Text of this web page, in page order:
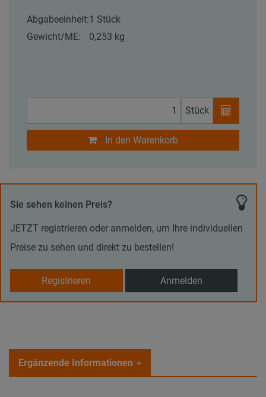
Abgabeeinheit:1 Stück
Gewicht/ME:
0,253 kg
Stück
In den Warenkorb
Sie sehen keinen Preis?
JETZT registrieren oder anmelden, um Ihre individuellen
Preise zu sehen und direkt zu bestellen!
Registrieren Anmelden
Ergänzende Informationen